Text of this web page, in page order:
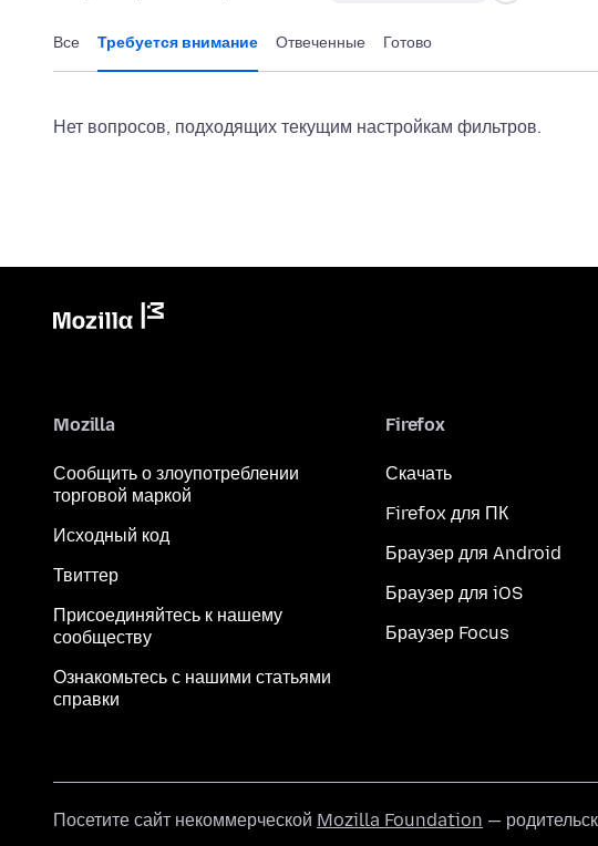
Все Требуется внимание Отвеченные Готово
Нет вопросов, подходящих текущим настройкам фильтров.
Mozilla
Сообщить о злоупотреблении
торговой маркой
Исходный код
Твиттер
Присоединяйтесь к нашему
сообществу
Ознакомьтесь с нашими статьями
справки
Firefox
Скачать
Firefox для ПК
Браузер для Android
Браузер для iOS
Браузер Focus
Посетите сайт некоммерческой Mozilla Foundation —